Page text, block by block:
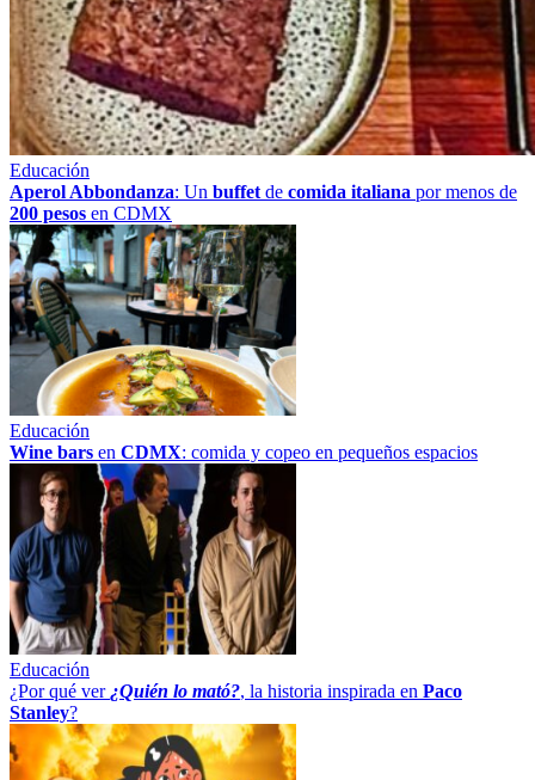
Educación
Aperol Abbondanza: Un buffet de comida italiana por menos de
200 pesos en CDMX
Educación
Wine bars en CDMX: comida y copeo en pequeños espacios
Educación
¿Por qué ver ¿Quién lo mató?, la historia inspirada en Paco
Stanley?